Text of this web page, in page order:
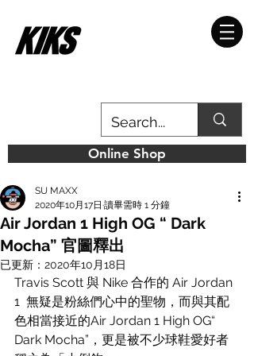
Online Shop
Air Jordan 1 High OG “ Dark
Mocha” 官圖釋出
SU MAXX
2020年10月17日 讀畢需時 1 分鐘
已更新： 2020年10月18日
Travis Scott 與 Nike 合作的 Air Jordan
1  無疑是粉絲們心中的聖物，而與其配
色相當接近的Air Jordan 1 High OG“
Dark Mocha”，更是被不少球鞋愛好者